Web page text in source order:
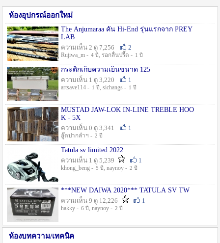
ห้องอุปกรณ์ออกใหม่
The Anjumaraa คัน Hi-End รุ่นแรกจาก PREY
LAB
ความเห็น 2 ดู 7,256
2
Rujiwa_m - 4 ปี , รอกลื่นปรื๊ด - 1 ปี
กระติกเก็บความเย็นขนาด 125
ความเห็น 1 ดู 3,220
1
artsave114 - 1 ปี , sichangs - 1 ปี
MUSTAD JAW-LOK IN-LINE TREBLE HOO
K - 5X
ความเห็น 0 ดู 3,341
1
อู๊ดปากลำฯ - 2 ปี
Tatula sv limited 2022
ความเห็น 1 ดู 5,239
1
khong_beng - 5 ปี , naynoy - 2 ปี
***NEW DAIWA 2020*** TATULA SV TW
ความเห็น 9 ดู 12,226
1
hakky - 6 ปี , naynoy - 2 ปี
ห้องบทความ/เทคนิค